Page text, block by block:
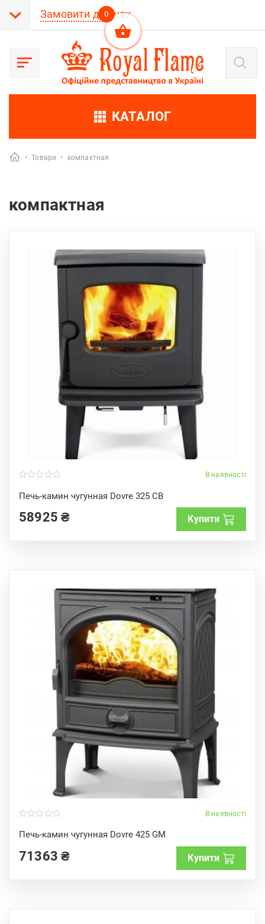
Замовити дзвінок
Пошук
товарів
КАТАЛОГ
• Товари • компактная
компактная
В наявності
Печь-камин чугунная Dovre 325 CB
o
u
o
f58925₴ Купити
В наявності
Печь-камин чугунная Dovre 425 GM
o
u
o
f
71363₴ Купити
0